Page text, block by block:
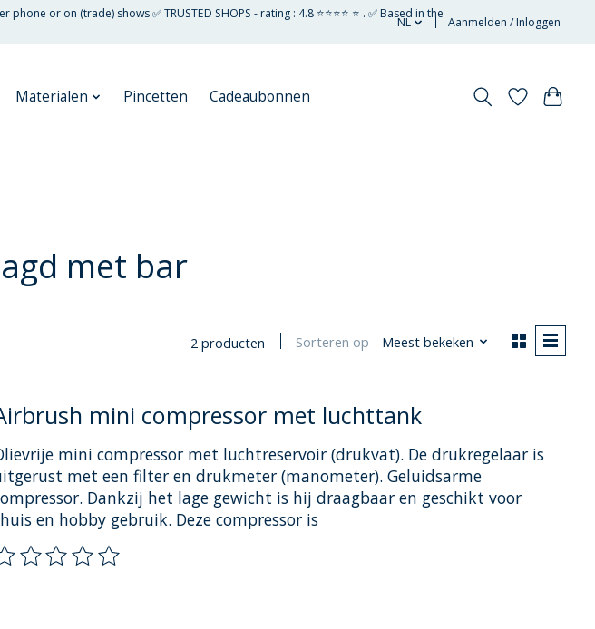
or on (trade) shows ✅ TRUSTED SHOPS - rating : 4.8 ⭐⭐⭐⭐ ⭐ . ✅ Based in the
NL Aanmelden / Inloggen
Materialen Pincetten Cadeaubonnen
met bar
2 producten Sorteren op Meest bekeken
mini compressor met luchttank
mini compressor met luchtreservoir (drukvat). De drukregelaar is
met een filter en drukmeter (manometer). Geluidsarme
Dankzij het lage gewicht is hij draagbaar en geschikt voor
en hobby gebruik. Deze compressor is
beoordeling van dit product is